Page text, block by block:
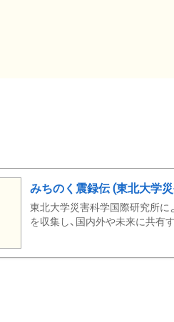
みちのく震録伝 (東北大学
東北大学災害科学国際研究所に
を収集し、国内外や未来に共有